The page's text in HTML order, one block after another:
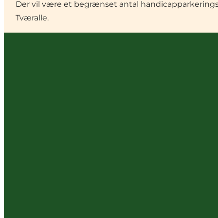
Der vil være et begrænset antal
Tværalle.